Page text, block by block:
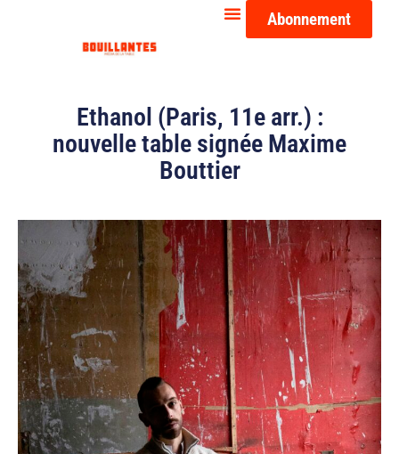
Abonnement
Ethanol (Paris, 11e arr.) :
nouvelle table signée Maxime
Bouttier